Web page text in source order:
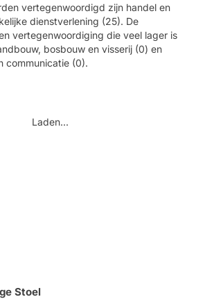
vertegenwoordigd zijn handel en
dienstverlening (25). De
vertegenwoordiging die veel lager is
bosbouw en visserij (0) en
communicatie (0).
Laden...
Stoel